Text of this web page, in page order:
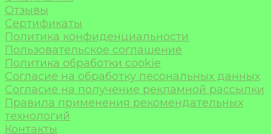
Отзывы
Сертификаты
Политика конфиденциальности
Пользовательское соглашение
Политика обработки cookie
Согласие на обработку песональных данных
Согласие на получение рекламной рассылки
Правила применения рекомендательных
технологий
Контакты